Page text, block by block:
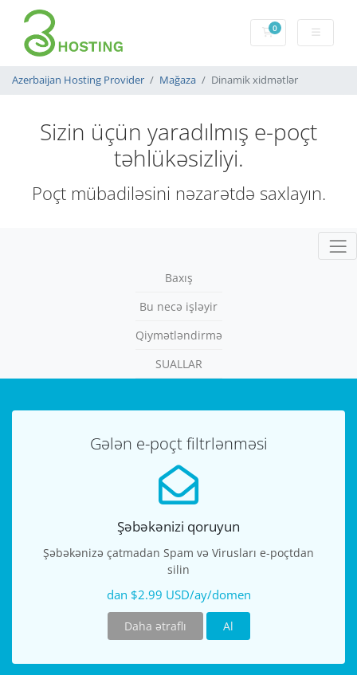
0Səbət
Azerbaijan Hosting Provider Mağaza Dinamik xidmətlər
Sizin üçün yaradılmış e-poçt
təhlükəsizliyi.
Poçt mübadiləsini nəzarətdə saxlayın.
Baxış
Bu necə işləyir
Qiymətləndirmə
SUALLAR
Gələn e-poçt filtrlənməsi
Şəbəkənizi qoruyun
Şəbəkənizə çatmadan Spam və Virusları e-poçtdan
silin
dan $2.99 USD/ay/domen
Daha ətraflı Al